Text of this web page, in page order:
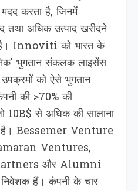
करता है, जिनमें
तथा अधिक उत्पाद खरीदने
है। Innoviti को भारत के
भुगतान संकलक लाइसेंस
को ऐसे भुगतान
की >70% की
10B$ से अधिक की सालाना
है। Bessemer Venture
Ventures,
और Alumni
हैं। कंपनी के चार